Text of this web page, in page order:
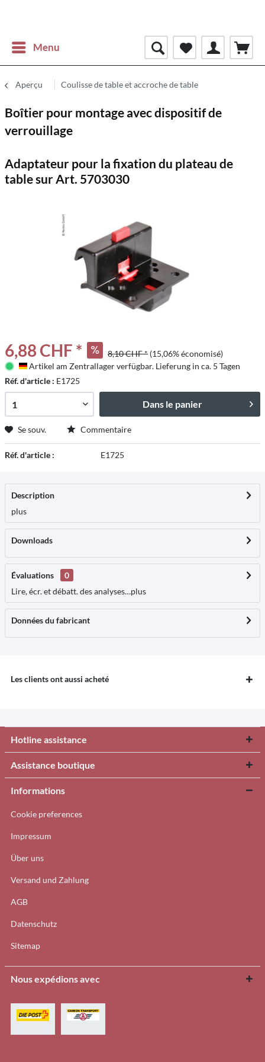
Menu
Aperçu Coulisse de table et accroche de table
Boîtier pour montage avec dispositif de
verrouillage
Adaptateur pour la fixation du plateau de
table sur Art. 5703030
6,88 CHF * 8,10 CHF * (15,06% économisé)
Deutschland
Artikel am Zentrallager verfügbar. Lieferung in ca. 5 Tagen
Réf. d'article : E1725
Dans le panier
Se souv. Commentaire
Réf. d'article : E1725
Description
plus
Downloads
Évaluations
0
Lire, écr. et débatt. des analyses…plus
Données du fabricant
Les clients ont aussi acheté
Hotline assistance
Assistance boutique
Informations
Cookie preferences
Impressum
Über uns
Versand und Zahlung
AGB
Datenschutz
Sitemap
Nous expédions avec